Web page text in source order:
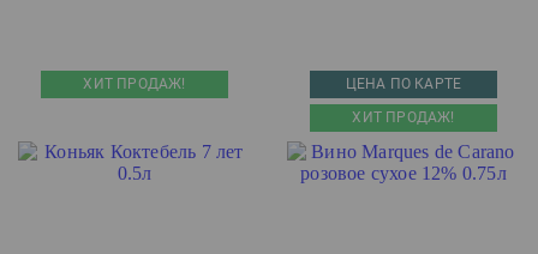
ХИТ ПРОДАЖ!
ЦЕНА ПО КАРТЕ
ХИТ ПРОДАЖ!